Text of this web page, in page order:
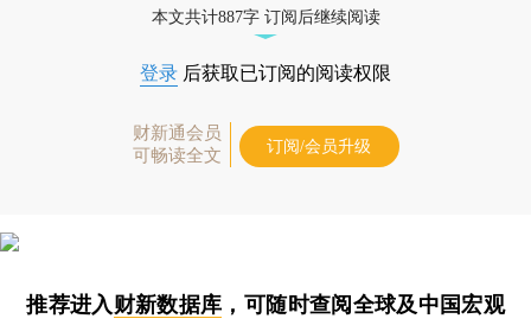
本文共计887字 订阅后继续阅读
登录 后获取已订阅的阅读权限
财新通会员
可畅读全文
订阅/会员升级
推荐进入财新数据库 ，可随时查阅全球及中国宏观